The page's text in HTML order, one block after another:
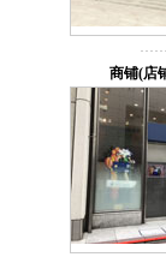
商铺(店